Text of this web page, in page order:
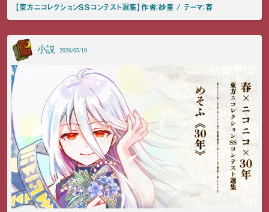
【東方ニコレクションSSコンテスト選集】作者：紗里 / テーマ：春
小説 2026/05/19